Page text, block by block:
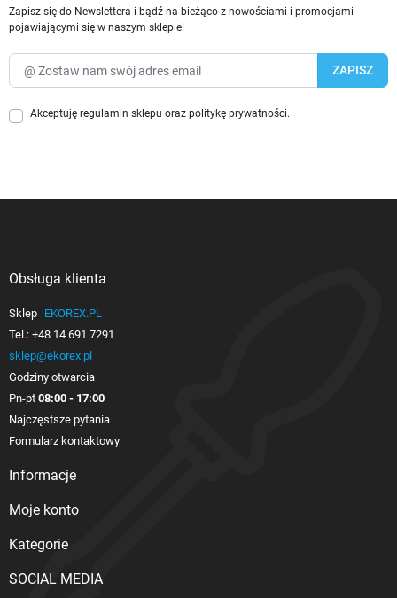
Zapisz się do Newslettera i bądź na bieżąco z nowościami i promocjami
pojawiającymi się w naszym sklepie!
Akceptuję regulamin sklepu oraz politykę prywatności.
Obsługa klienta
Sklep EKOREX.PL
Tel.: +48 14 691 7291
sklep@ekorex.pl
Godziny otwarcia
Pn-pt 08:00 - 17:00
Najczęstsze pytania
Formularz kontaktowy
Informacje
Moje konto
Kategorie
SOCIAL MEDIA